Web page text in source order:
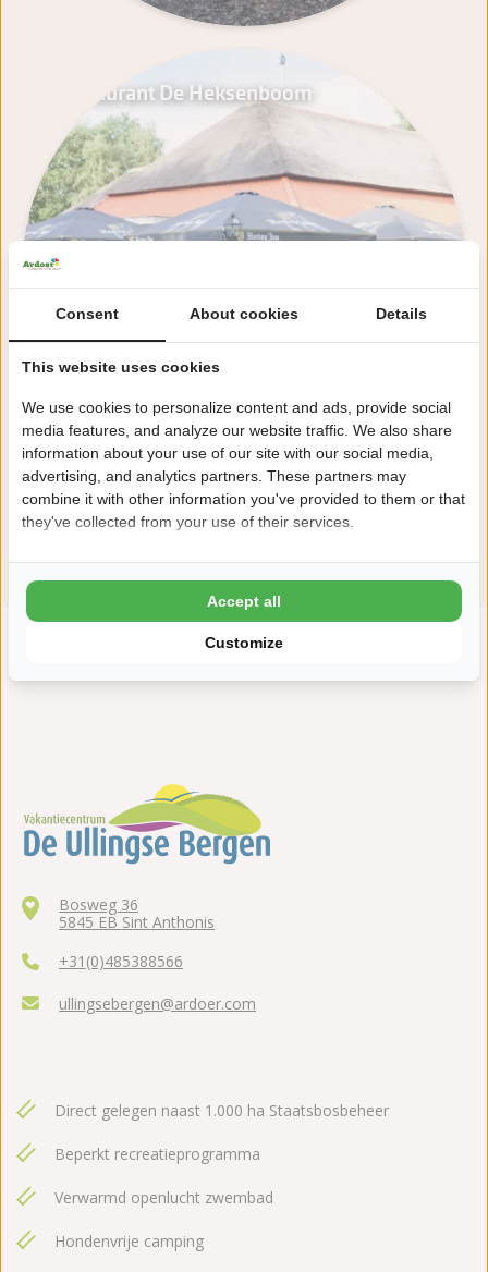
Restaurant De Heksenboom
Bosweg 36
5845 EB Sint Anthonis
+31(0)485388566
ullingsebergen@ardoer.com
Direct gelegen naast 1.000 ha Staatsbosbeheer
Beperkt recreatieprogramma
Verwarmd openlucht zwembad
Hondenvrije camping
Consent About cookies Details
This website uses cookies
We use cookies to personalize content and ads, provide social
media features, and analyze our website traffic. We also share
information about your use of our site with our social media,
advertising, and analytics partners. These partners may
combine it with other information you've provided to them or that
they've collected from your use of their services.
Customize
Accept all